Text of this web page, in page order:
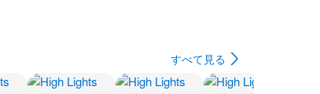
すべて見る